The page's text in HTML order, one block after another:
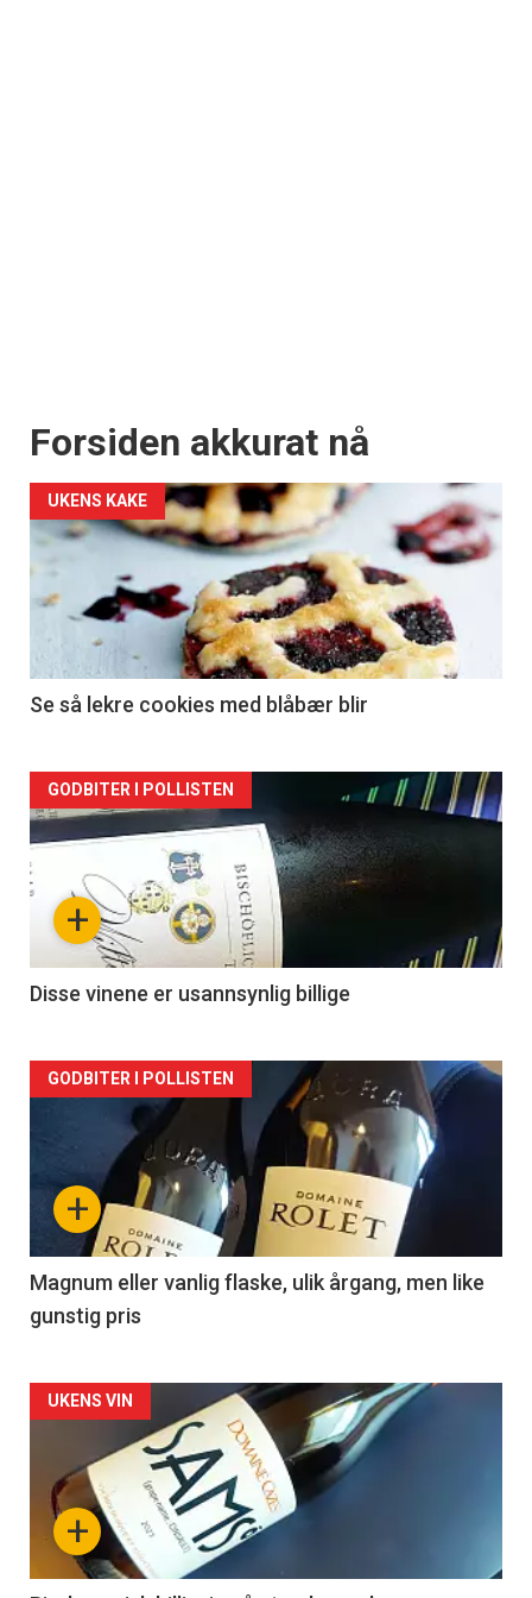
Forsiden akkurat nå
UKENS KAKE
Se så lekre cookies med blåbær blir
Forsiden
akkurat
nå
2
+
GODBITER I POLLISTEN
Disse vinene er usannsynlig billige
Forsiden
akkurat
nå
3
+
GODBITER I POLLISTEN
Magnum eller vanlig flaske, ulik årgang, men like
gunstig pris
Forsiden
akkurat
nå+
UKENS VIN